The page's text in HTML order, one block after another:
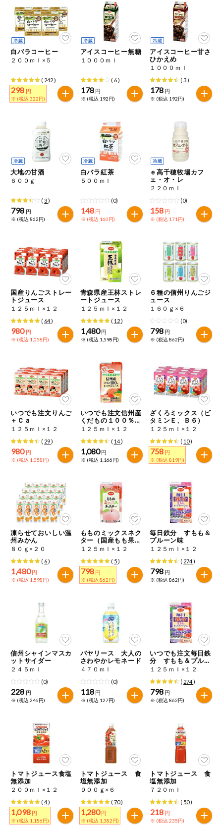
毎週自動お届け商品を修正する
いつでも注文（毎週企画）
コープしがのサービス
コープしがの情報サイト
ご利用ガイド
商品のリクエスト
アプリのダウンロード
PC版サイトを表示
テキスト注文サイトを表示
お問い合わせ
コール
切り花・仏花
ティッシュ・
トイレットペ
衛生・生理用
品
洗濯・バス・
トイレ用品
住居・生活用
品
コスメ＆ボデ
ィケア
衣料品
ペット
先着限定企画
ン注文
今週のお買い
コープ商品
今週の新登場
トク
複数注文でお
トク
ポイントがも
らえる！
お弁当用商品
ミールキット
組合員さんの
リクエスト
よりすぐり
オーガニック
ベビー・キッ
ズ関連
サプリメン
ト・栄養補助
アレルゲン対
応
エシカル
キウイフルーツ 牛肉
さけ さば ゼラチン 大豆
鶏肉 バナナ
マカダミアナッツ やまいも
アレルゲン情報は、商品企画時の情報のため、ご使用前には
必ず商品パッケージの表示をご確認ください。
特定原材料に準ずるものは、お取引先から情報提供のあった
範囲でのお知らせです。
白バラコーヒー
２００ｍｌ×５
( 242)
298 円
※ (税込 322円)
アイスコーヒー無糖
１０００ｍｌ
( 6)
178 円
※ (税込 192円)
アイスコーヒー甘さ
ひかえめ
１０００ｍｌ
( 3)
178 円
※ (税込 192円)
大地の甘酒
６００ｇ
(3)
798 円
※ (税込 862円)
白バラ紅茶
５００ｍｌ
(0)
148 円
※ (税込 160円)
ｅ高千穂牧場カフ
ェ・オ・レ
２２０ｍｌ
(0)
158 円
※ (税込 171円)
国産りんごストレー
トジュース
１２５ｍｌ×１２
( 64)
980 円
※ (税込 1,058円)
青森県産王林ストレ
ートジュース
１２５ｍｌ×１２
( 12)
1,480 円
※ (税込 1,598円)
６種の信州りんごジ
ュース
１６０ｇ×６
(0)
798 円
※ (税込 862円)
いつでも注文りんご
＋Ｃａ
１２５ｍｌ×１２
( 29)
980 円
※ (税込 1,058円)
いつでも注文信州産
くだもの１００％ミ
ックスジュース
１２５ｍｌ×１２
( 14)
1,080 円
※ (税込 1,166円)
ざくろミックス（ビ
タミンＥ、Ｂ６）
１２５ｍｌ×１２
( 10)
758 円
※ (税込 819円)
凍らせておいしい温
州みかん
８０ｇ×２０
( 6)
1,480 円
※ (税込 1,598円)
もものミックスネク
ター（国産もも果汁
使用）
１２５ｍｌ×１２
( 5)
798 円
※ (税込 862円)
毎日鉄分 すもも＆
プルーン味
１２５ｍｌ×１２
( 274)
798 円
※ (税込 862円)
信州シャインマスカ
ットサイダー
２４５ｍｌ
(0)
228 円
※ (税込 246円)
バヤリース 大人の
さわやかレモネード
４７０ｍｌ
(0)
118 円
※ (税込 127円)
いつでも注文毎日鉄
分 すもも＆プルー
ン味
１２５ｍｌ×１２
( 274)
798 円
※ (税込 862円)
トマトジュース食塩
無添加
２００ｍｌ×１２
(4)
1,098 円
※ (税込 1,186円)
トマトジュース 食
塩無添加
９００ｇ×６
( 70)
1,280 円
※ (税込 1,382円)
トマトジュース 食
塩無添加
７２０ｍｌ
( 50)
218 円
※ (税込 235円)